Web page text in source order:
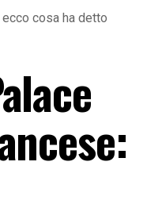
cosa ha detto